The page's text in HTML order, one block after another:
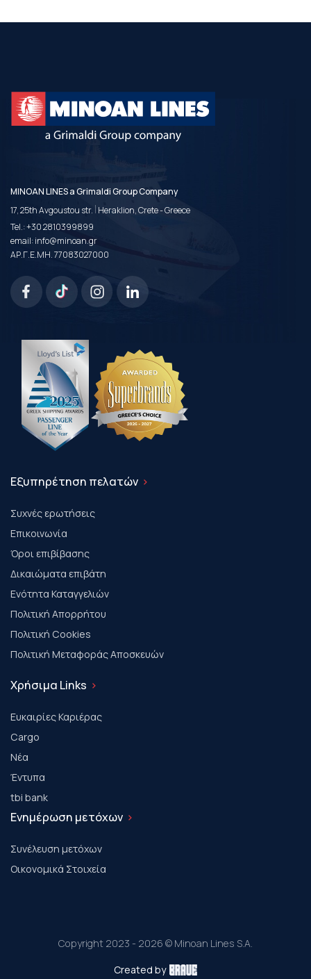
MINOAN LINES a Grimaldi Group Company
17, 25th Avgoustou str. | Heraklion, Crete - Greece
Tel.:+30 2810399899
email:info@minoan.gr
ΑΡ.Γ.Ε.ΜΗ. 77083027000
Εξυπηρέτηση πελατών
Συχνές ερωτήσεις
Επικοινωνία
Όροι επιβίβασης
Δικαιώματα επιβάτη
Ενότητα Καταγγελιών
Πολιτική Απορρήτου
Πολιτική Cookies
Πολιτική Μεταφοράς Αποσκευών
Χρήσιμα Links
Ευκαιρίες Καριέρας
Cargo
Νέα
Έντυπα
tbi bank
Ενημέρωση μετόχων
Συνέλευση μετόχων
Οικονομικά Στοιχεία
Copyright 2023 - 2026 © Minoan Lines S.A.
Created by